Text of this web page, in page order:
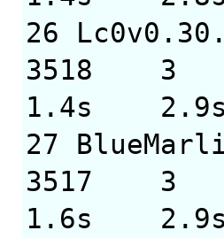
26
3518 3
1.4s
27
3517 3
1.6s